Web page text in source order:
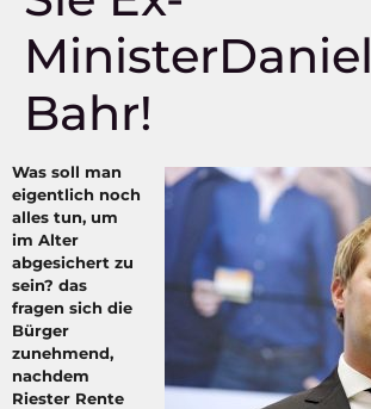
MinisterDaniel
Bahr!
Was soll man
eigentlich noch
alles tun, um
im Alter
abgesichert zu
sein? das
fragen sich die
Bürger
zunehmend,
nachdem
Riester Rente